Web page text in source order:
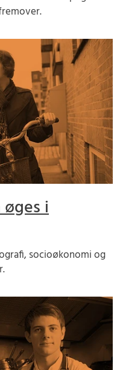
i
socioøkonomi og